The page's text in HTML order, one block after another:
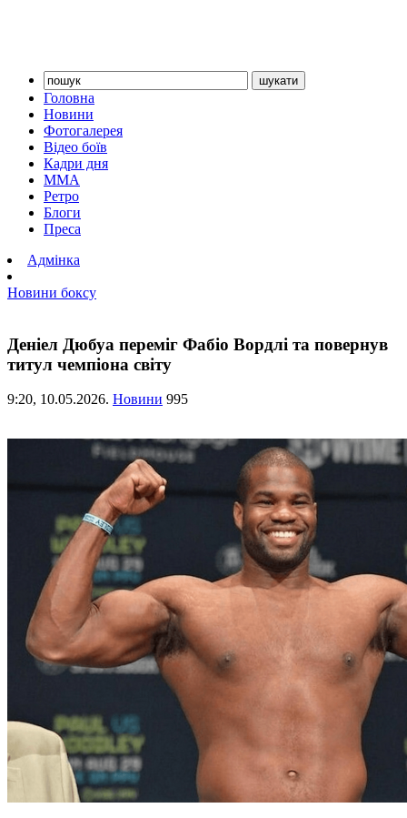
Головна
Новини
Фотогалерея
Відео боїв
Кадри дня
ММА
Ретро
Блоги
Преса
Адмінка
Новини боксу
Деніел Дюбуа переміг Фабіо Вордлі та повернув
титул чемпіона світу
9:20, 10.05.2026. Новини 995